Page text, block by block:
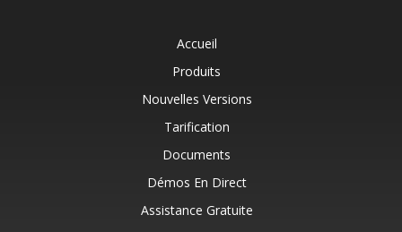
Accueil
Produits
Nouvelles Versions
Tarification
Documents
Démos En Direct
Assistance Gratuite